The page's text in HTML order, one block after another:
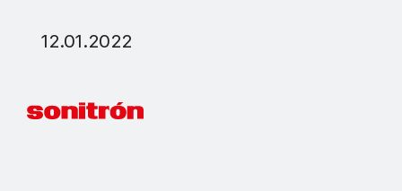
12.01.2022